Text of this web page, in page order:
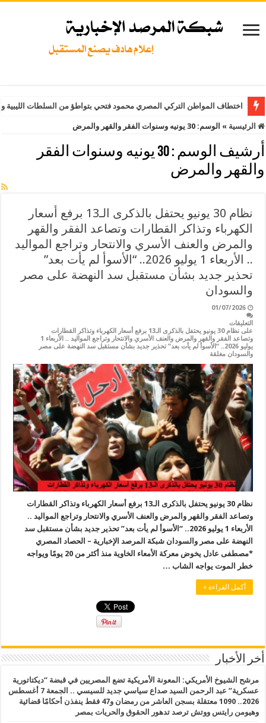
اختطاف المواطن التركي المصري محمود فتحي بتواطؤ من السلطات
الرئيسية » الوسم: 30 يونيه وسنوات الفقر والقهر والمرض
أرشيف الوسم :
30 يونيه وسنوات الفقر
والقهر والمرض
نظام 30 يونيو يحتفل بالذكرى الـ13 برفع أسعار
الكهرباء وتذاكر القطارات وتصاعد الفقر والقهر
والمرض والعنف الأسري والانتحار وتراجع المواليد
.. الأربعاء 1 يوليو 2026.. “الأسوأ لم يأت بعد”
تحذير جديد بشأن مستقبل سد النهضة على مصر
والسودان
01/07/2026
التعليقات
على نظام 30 يونيو يحتفل بالذكرى الـ13 برفع أسعار الكهرباء وتذاكر القطارات
وتصاعد الفقر والقهر والمرض والعنف الأسري والانتحار وتراجع المواليد .. الأربعاء 1
يوليو 2026.. “الأسوأ لم يأت بعد” تحذير جديد بشأن مستقبل سد النهضة على مصر
والسودان مغلقة
نظام 30 يونيو يحتفل بالذكرى الـ13 برفع أسعار الكهرباء وتذاكر القطارات
وتصاعد الفقر والقهر والمرض والعنف الأسري والانتحار وتراجع المواليد ..
الأربعاء 1 يوليو 2026.. “الأسوأ لم يأت بعد” تحذير جديد بشأن مستقبل سد
النهضة على مصر والسودان شبكة المرصد الإخبارية – الحصاد المصري
*مصطفى عادل يخوض معركة الأمعاء الخاوية منذ أكثر من 20 يومًا ويواجه
خطر الموت يواجه الشاب …
أكمل القراءة »
أخر الأخبار
مرشح الشيوخ الأمريكي: المعونة الأمريكية تضع المصريين في قبضة “ديكتاتورية
عسكرية” عبد الرحمن السيد صداع سياسي جديد للسيسي .. الجمعة 7 أغسطس
2026.. 1090 معتقلة بسجن العاشر من رمضان و47 فقط ينفذن أحكامًا قضائية
وهيومن رايتس ووتش ترصد تدهور الحقوق والحريات بمصر